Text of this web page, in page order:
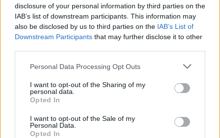
disclosure of your personal information by third parties on the
IAB’s list of downstream participants. This information may
also be disclosed by us to third parties on the IAB’s List of
Downstream Participants that may further disclose it to other
Please note that this website/app uses one or more Google
not limited to your visit or usage behaviour. You may click to
grant or deny consent to Google and its third-party tags to
use your data for below specified purposes in below Google
consent section.
Personal Data Processing Opt Outs
I want to opt-out of the Sharing of my
personal data.
Opted In
I want to opt-out of the Sale of my
Personal Data.
Opted In
Sei già abbonato?
cliccandoqui
TEMI:
Quaresima Gallura
Sebastiano Sanguinetti